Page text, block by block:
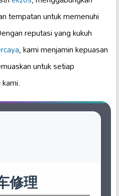
tempatan untuk memenuhi
reputasi yang kukuh
, kami menjamin kepuasan
untuk setiap
修理